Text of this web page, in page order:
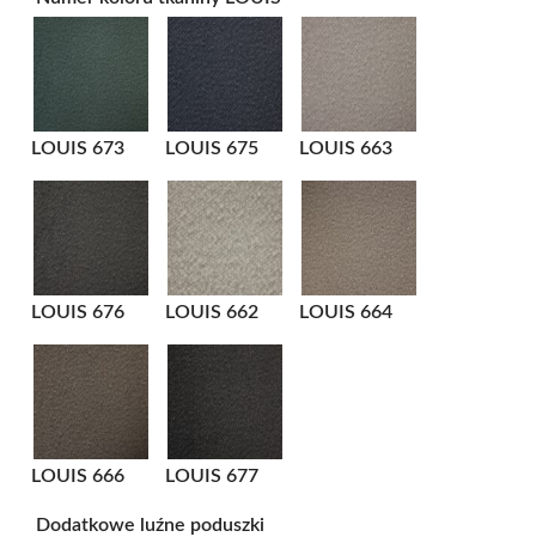
LOUIS 673 LOUIS 675 LOUIS 663
LOUIS 676 LOUIS 662 LOUIS 664
LOUIS 666 LOUIS 677
Dodatkowe luźne poduszki